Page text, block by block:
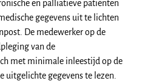
en palliatieve patiënten
gegevens uit te lichten
De medewerker op de
van de
met minimale inleestijd op de
uitgelichte gegevens te lezen.